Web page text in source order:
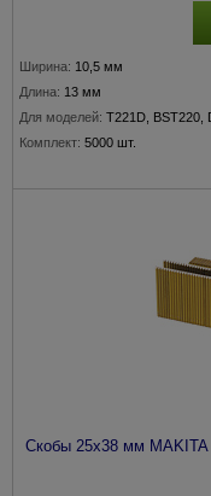
Ширина: 10,5 мм
Длина: 13 мм
Для моделей: T221D, BST220,
Комплект: 5000 шт.
Скобы 25х38 мм MAKITA